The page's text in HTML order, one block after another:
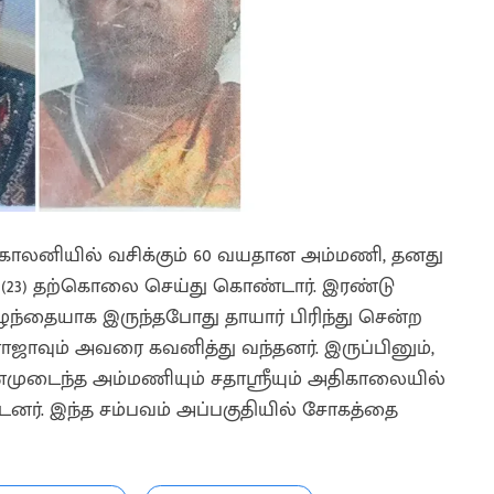
வசிக்கும் 60 வயதான அம்மணி, தனது
(23) தற்கொலை செய்து கொண்டார். இரண்டு
இருந்தபோது தாயார் பிரிந்து சென்ற
அவரை கவனித்து வந்தனர். இருப்பினும்,
அம்மணியும் சதாஸ்ரீயும் அதிகாலையில்
இந்த சம்பவம் அப்பகுதியில் சோகத்தை